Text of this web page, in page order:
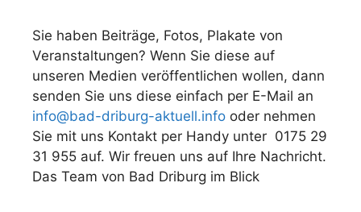
Sie haben Beiträge, Fotos, Plakate von
Veranstaltungen? Wenn Sie diese auf
unseren Medien veröffentlichen wollen, dann
senden Sie uns diese einfach per E-Mail an
info@bad-driburg-aktuell.info oder nehmen
Sie mit uns Kontakt per Handy unter 0175 29
31 955 auf. Wir freuen uns auf Ihre Nachricht.
Das Team von Bad Driburg im Blick